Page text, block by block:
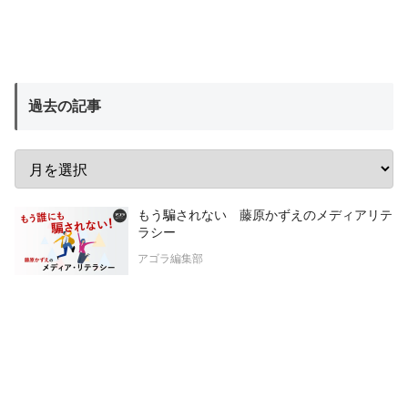
過去の記事
もう騙されない 藤原かずえのメディアリテ
ラシー
アゴラ編集部